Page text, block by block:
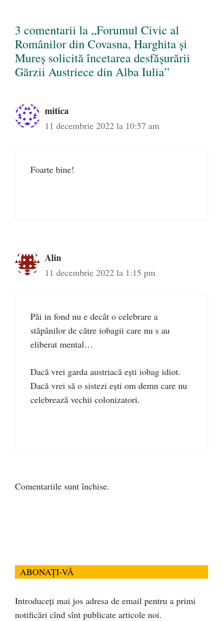
3 comentarii la „Forumul Civic al
Românilor din Covasna, Harghita și
Mureș solicită încetarea desfășurării
Gărzii Austriece din Alba Iulia”
mitica
11 decembrie 2022 la 10:57 am
Foarte bine!
Alin
11 decembrie 2022 la 1:15 pm
Păi in fond nu e decât o celebrare a
stăpânilor de către iobagii care nu s au
eliberat mental…
Dacă vrei garda austriacă ești iobag idiot.
Dacă vrei să o sistezi ești om demn care nu
celebrează vechii colonizatori.
Comentariile sunt închise.
ABONAȚI-VĂ
Introduceți mai jos adresa de email pentru a primi
notificări cînd sînt publicate articole noi.